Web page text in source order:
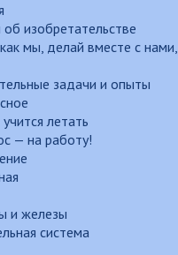
изобретательстве
мы, делай вместе с
задачи и опыты
летать
— на работу!
и железы
система